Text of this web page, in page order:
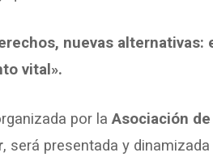
nuevas alternativas:
vital».
por laAsociación
, será presentada y dinamizada